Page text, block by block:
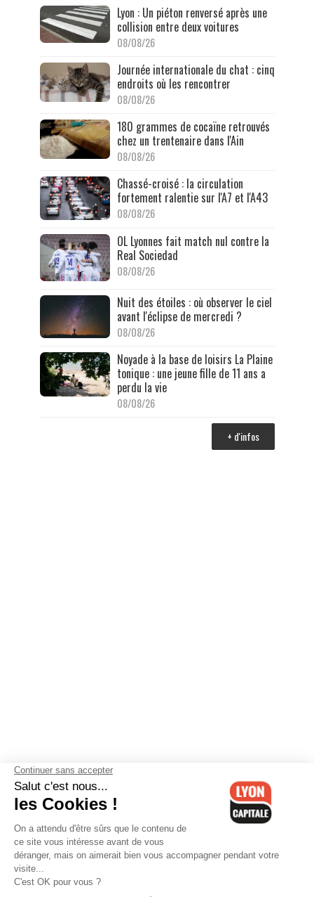
Lyon : Un piéton renversé après une
collision entre deux voitures
08/08/26
Journée internationale du chat : cinq
endroits où les rencontrer
08/08/26
180 grammes de cocaïne retrouvés
chez un trentenaire dans l'Ain
08/08/26
Chassé-croisé : la circulation
fortement ralentie sur l'A7 et l'A43
08/08/26
OL Lyonnes fait match nul contre la
Real Sociedad
08/08/26
Nuit des étoiles : où observer le ciel
avant l'éclipse de mercredi ?
08/08/26
Noyade à la base de loisirs La Plaine
tonique : une jeune fille de 11 ans a
perdu la vie
08/08/26
+ d'infos